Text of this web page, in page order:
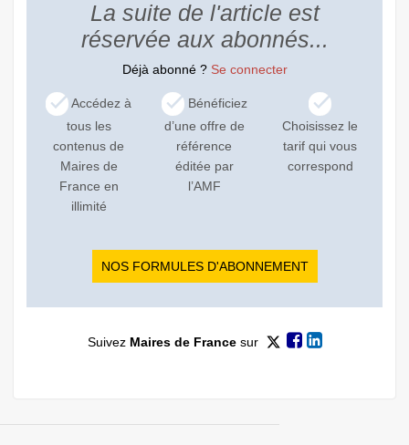
La suite de l'article est
réservée aux abonnés...
Déjà abonné ? Se connecter
Accédez à
tous les
contenus de
Maires de
France en
illimité
Bénéficiez
d’une offre de
référence
éditée par
l’AMF
Choisissez le
tarif qui vous
correspond
NOS FORMULES D'ABONNEMENT
Suivez Maires de Francesur